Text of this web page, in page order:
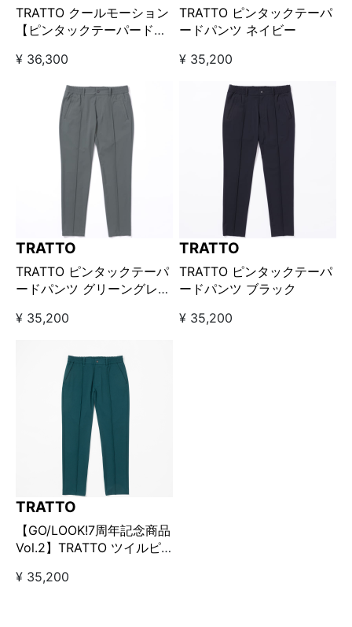
TRATTO クールモーション
【ピンタックテーパードパ
¥ 36,300
TRATTO ピンタックテーパ
ードパンツ ネイビー
¥ 35,200
TRATTO
TRATTO ピンタックテーパ
ードパンツ グリーングレー
ー】
¥ 35,200
TRATTO
TRATTO ピンタックテーパ
ードパンツ ブラック
¥ 35,200
TRATTO
【GO/LOOK!7周年記念商品
Vol.2】TRATTO ツイルピ
グリーン【GO/LOOK!限定
¥ 35,200